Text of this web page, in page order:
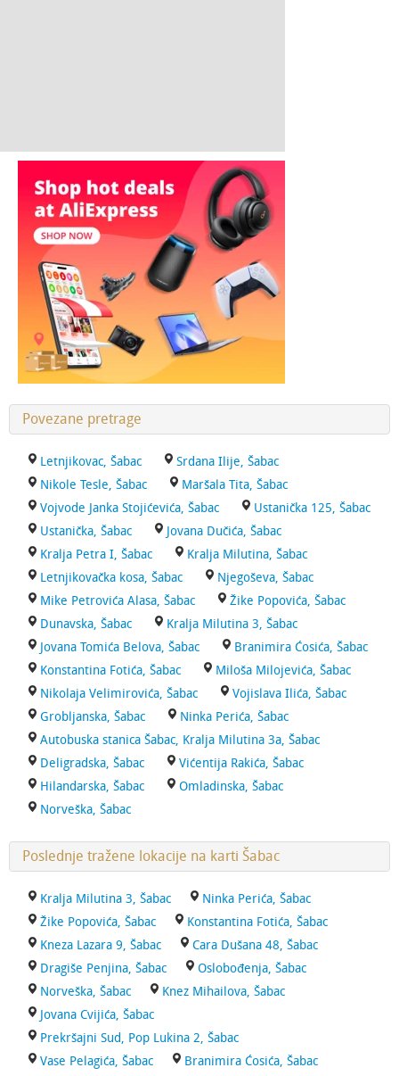
Povezane pretrage
Letnjikovac, Šabac
Srdana Ilije, Šabac
Nikole Tesle, Šabac
Maršala Tita, Šabac
Vojvode Janka Stojićevića, Šabac
Ustanička 125, Šabac
Ustanička, Šabac
Jovana Dučića, Šabac
Kralja Petra I, Šabac
Kralja Milutina, Šabac
Letnjikovačka kosa, Šabac
Njegoševa, Šabac
Mike Petrovića Alasa, Šabac
Žike Popovića, Šabac
Dunavska, Šabac
Kralja Milutina 3, Šabac
Jovana Tomića Belova, Šabac
Branimira Ćosića, Šabac
Konstantina Fotića, Šabac
Miloša Milojevića, Šabac
Nikolaja Velimirovića, Šabac
Vojislava Ilića, Šabac
Grobljanska, Šabac
Ninka Perića, Šabac
Autobuska stanica Šabac, Kralja Milutina 3a, Šabac
Deligradska, Šabac
Vićentija Rakića, Šabac
Hilandarska, Šabac
Omladinska, Šabac
Norveška, Šabac
Poslednje tražene lokacije na karti Šabac
Kralja Milutina 3, Šabac
Ninka Perića, Šabac
Žike Popovića, Šabac
Konstantina Fotića, Šabac
Kneza Lazara 9, Šabac
Cara Dušana 48, Šabac
Dragiše Penjina, Šabac
Oslobođenja, Šabac
Norveška, Šabac
Knez Mihailova, Šabac
Jovana Cvijića, Šabac
Prekršajni Sud, Pop Lukina 2, Šabac
Vase Pelagića, Šabac
Branimira Ćosića, Šabac